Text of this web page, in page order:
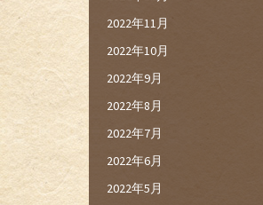
2022年11月
2022年10月
2022年9月
2022年8月
2022年7月
2022年6月
2022年5月